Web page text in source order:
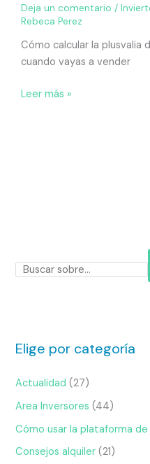
Deja un comentario /
Rebeca Perez
Cómo calcular la plusvalia
cuando vayas a vender
Leer más »
Elige por categoría
Actualidad (27)
Area Inversores (44)
Cómo usar la plataforma
Consejos alquiler (21)